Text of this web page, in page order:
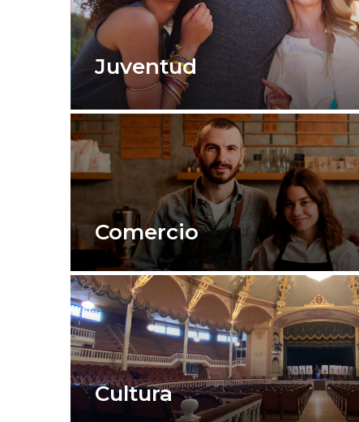
Juventud
Comercio
Cultura